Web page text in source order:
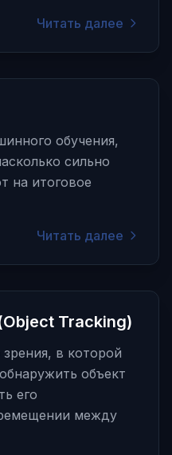
Читать далее
обучения,
сильно
на итоговое
Читать далее
Tracking)
в которой
объект
его
между